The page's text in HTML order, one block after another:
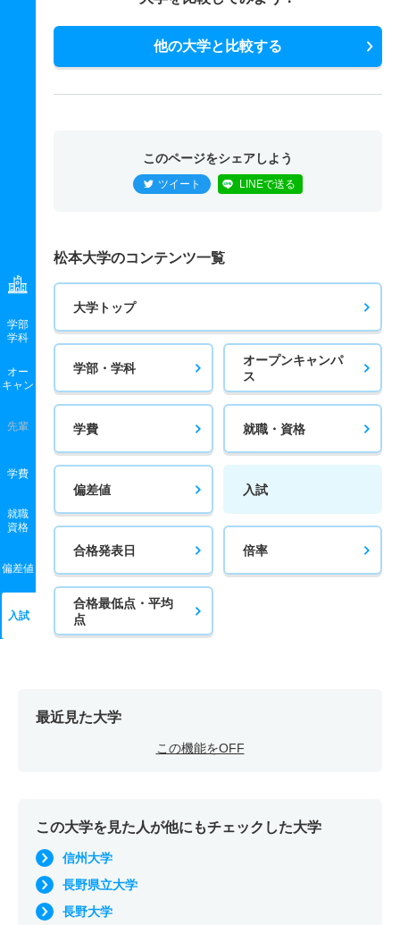
学部
学科
オー
キャン
先輩
学費
就職
資格
偏差値
入試
他の大学と比較する
このページをシェアしよう
ツイート LINEで送る
松本大学のコンテンツ一覧
大学トップ
学部・学科
オープンキャンパ
ス
学費 就職・資格
偏差値 入試
合格発表日 倍率
合格最低点・平均
点
最近見た大学
この機能をOFF
この大学を見た人が他にもチェックした大学
信州大学
長野県立大学
長野大学